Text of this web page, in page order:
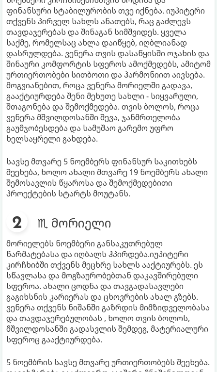
ფინანსური სტაბილურობის თვე იქნება. იუპიტერი
თქვენს პირველ სახლს ანათებს, რაც გაძლევს
თავდაჯერებას და შინაგან სიმშვიდეს. ყველა
საქმე, რომელსაც ახლა დაიწყებ, იღბლიანად
დასრულდება. ვენერა თვის დასაწყისში ოჯახის და
შინაური კომფორტის სფეროს ამოქმედებს, ამიტომ
ურთიერთობები სითბოთი და ჰარმონიით აივსება.
მოგვიანებით, როცა ვენერა მორიელში გადავა,
გააქტიურდება შენი მეხუთე სახლი - სიყვარული,
შთაგონება და შემოქმედება. თვის ბოლოს, როცა
ვენერა მშვილდოსანში შევა, ჯანმრთელობა
გაუმჯობესდება და სამუშაო გარემო უფრო
ხელსაყრელი გახდება.
სავსე მთვარე 5 ნოემბერს ფინანსურ საკითხებს
შეეხება, ხოლო ახალი მთვარე 19 ნოემბერს ახალი
შემოსავლის წყაროსა და შემოქმედებითი
პროექტების სტარტს მოუტანს.
♏ მორიელი
მორიელებს ნოემბერი განსაკუთრებულ
წარმატებასა და იღბალს ჰპირდება.იუპიტერი
კირჩხიბში თქვენს მეცხრე სახლს ააქტიურებს. ეს
სწავლასა და მოგზაურობებთან დაკავშირებული
სფეროა. ახალი ცოდნა და თავგადასავლები
გაგიხსნის კარიერას და ცხოვრების ახალ გზებს.
ვენერა თქვენს ნიშანში გაზრდის მიმზიდველობასა
და თავდაჯერებულობას , ხოლო თვის ბოლოს,
მშვილდოსანში გადასვლის შემდეგ, მატერიალური
სფეროც გააქტიურდება.
5 ნოემბრის სავსე მთვარე ურთიერთობებს შეეხება.